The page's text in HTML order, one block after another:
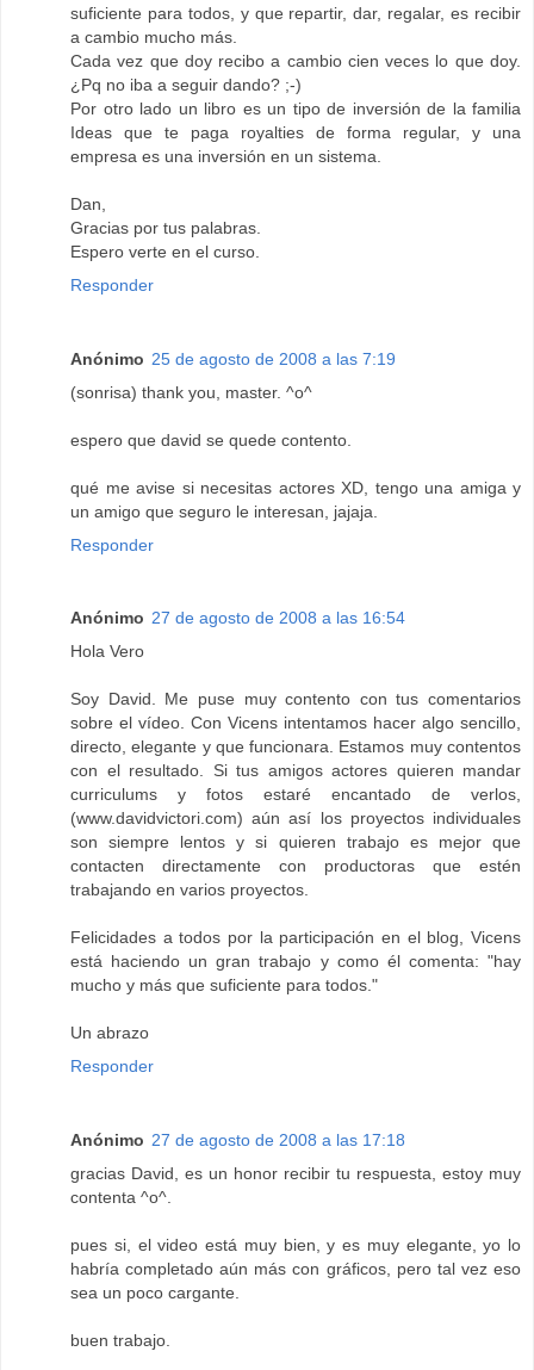
suficiente para todos, y que repartir, dar, regalar, es recibir
a cambio mucho más.
Cada vez que doy recibo a cambio cien veces lo que doy.
¿Pq no iba a seguir dando? ;-)
Por otro lado un libro es un tipo de inversión de la familia
Ideas que te paga royalties de forma regular, y una
empresa es una inversión en un sistema.
Dan,
Gracias por tus palabras.
Espero verte en el curso.
Responder
Anónimo 25 de agosto de 2008 a las 7:19
(sonrisa) thank you, master. ^o^
espero que david se quede contento.
qué me avise si necesitas actores XD, tengo una amiga y
un amigo que seguro le interesan, jajaja.
Responder
Anónimo 27 de agosto de 2008 a las 16:54
Hola Vero
Soy David. Me puse muy contento con tus comentarios
sobre el vídeo. Con Vicens intentamos hacer algo sencillo,
directo, elegante y que funcionara. Estamos muy contentos
con el resultado. Si tus amigos actores quieren mandar
curriculums y fotos estaré encantado de verlos,
(www.davidvictori.com) aún así los proyectos individuales
son siempre lentos y si quieren trabajo es mejor que
contacten directamente con productoras que estén
trabajando en varios proyectos.
Felicidades a todos por la participación en el blog, Vicens
está haciendo un gran trabajo y como él comenta: "hay
mucho y más que suficiente para todos."
Un abrazo
Responder
Anónimo 27 de agosto de 2008 a las 17:18
gracias David, es un honor recibir tu respuesta, estoy muy
contenta ^o^.
pues si, el video está muy bien, y es muy elegante, yo lo
habría completado aún más con gráficos, pero tal vez eso
sea un poco cargante.
buen trabajo.